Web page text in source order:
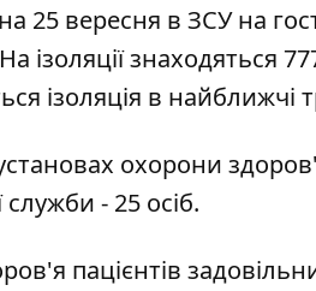
25 вересня в ЗСУ на
ізоляції знаходяться
ізоляція в
охорони
- 25 осіб.
пацієнтів